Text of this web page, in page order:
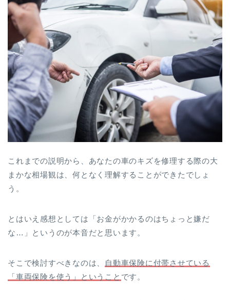
これまでの説明から、あなたの車のキズを修理する際の大
まかな相場観は、何となく理解することができたでしょ
う。
とはいえ感想としては「お金がかかるのはちょっと嫌だ
な…」というのが本音だと思います。
そこで検討すべきなのは、
自動車保険に付帯させている
「車両保険を使う」ということ です。